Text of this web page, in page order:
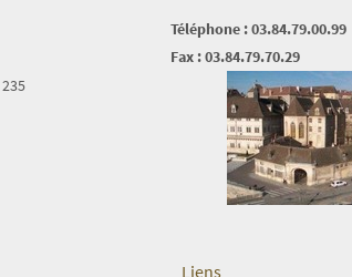
235
Téléphone : 03.84.79.00.99
Fax : 03.84.79.70.29
Liens